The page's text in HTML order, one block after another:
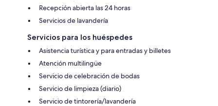
Recepción abierta las 24 horas
Servicios de lavandería
Servicios para los huéspedes
Asistencia turística y para entradas y billetes
Atención multilingüe
Servicio de celebración de bodas
Servicio de limpieza (diario)
Servicio de tintorería/lavandería